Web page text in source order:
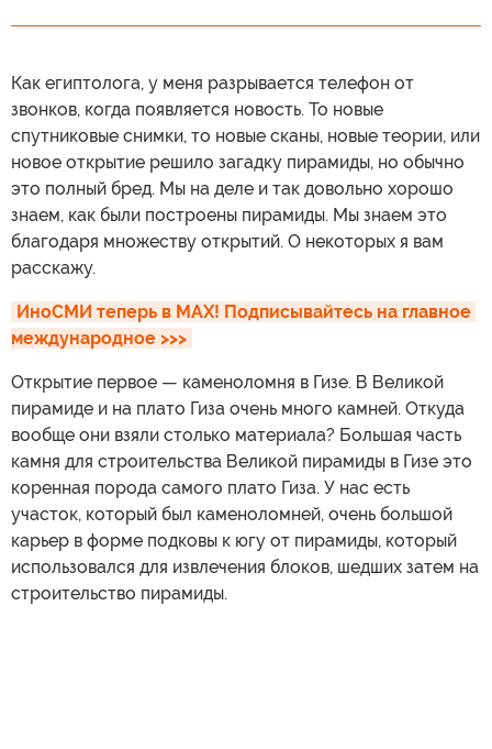
Как египтолога, у меня разрывается телефон от
звонков, когда появляется новость. То новые
спутниковые снимки, то новые сканы, новые теории, или
новое открытие решило загадку пирамиды, но обычно
это полный бред. Мы на деле и так довольно хорошо
знаем, как были построены пирамиды. Мы знаем это
благодаря множеству открытий. О некоторых я вам
расскажу.
ИноСМИ теперь в MAX! Подписывайтесь на главное
международное >>>
Открытие первое — каменоломня в Гизе. В Великой
пирамиде и на плато Гиза очень много камней. Откуда
вообще они взяли столько материала? Большая часть
камня для строительства Великой пирамиды в Гизе это
коренная порода самого плато Гиза. У нас есть
участок, который был каменоломней, очень большой
карьер в форме подковы к югу от пирамиды, который
использовался для извлечения блоков, шедших затем на
строительство пирамиды.